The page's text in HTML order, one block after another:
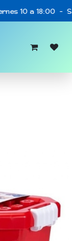
10 a 18:00 -